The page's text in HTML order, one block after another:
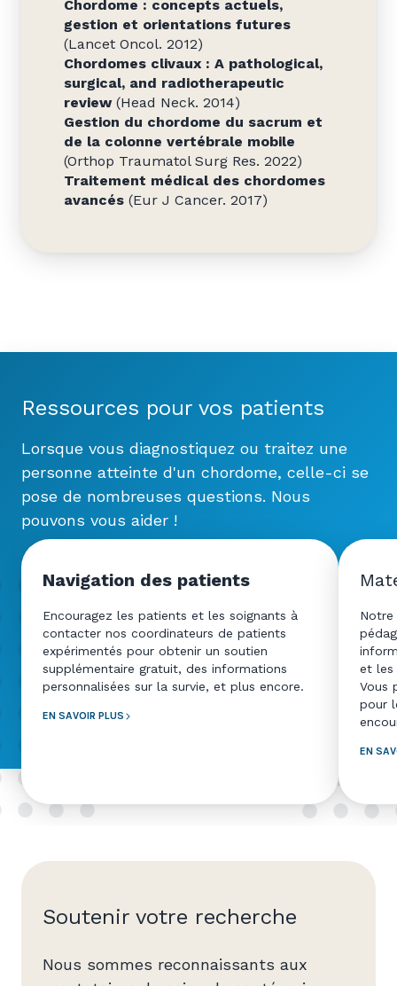
Chordome : concepts actuels,
gestion et orientations futures
(Lancet Oncol. 2012)
Chordomes clivaux : A pathological,
surgical, and radiotherapeutic
review(Head Neck. 2014)
Gestion du chordome du sacrum et
de la colonne vertébrale mobile
(Orthop Traumatol Surg Res. 2022)
Traitement médical des chordomes
avancés (Eur J Cancer. 2017)
Ressources pour vos patients
Lorsque vous diagnostiquez ou traitez une
personne atteinte d'un chordome, celle-ci se
pose de nombreuses questions. Nous
pouvons vous aider !
Navigation des patients
Encouragez les patients et les soignants à
contacter nos coordinateurs de patients
expérimentés pour obtenir un soutien
supplémentaire gratuit, des informations
personnalisées sur la survie, et plus encore.
EN SAVOIR PLUS
et les
Vous
pour
EN
Soutenir votre recherche
Nous sommes reconnaissants aux